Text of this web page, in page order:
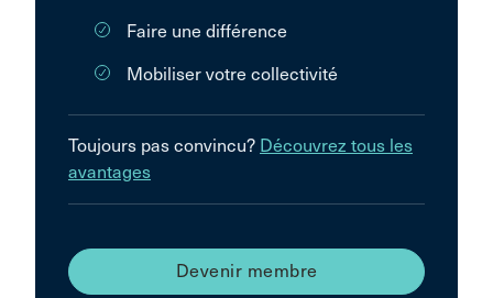
Faire une différence
Mobiliser votre collectivité
Toujours pas convincu? Découvrez tous les
avantages
Devenir membre